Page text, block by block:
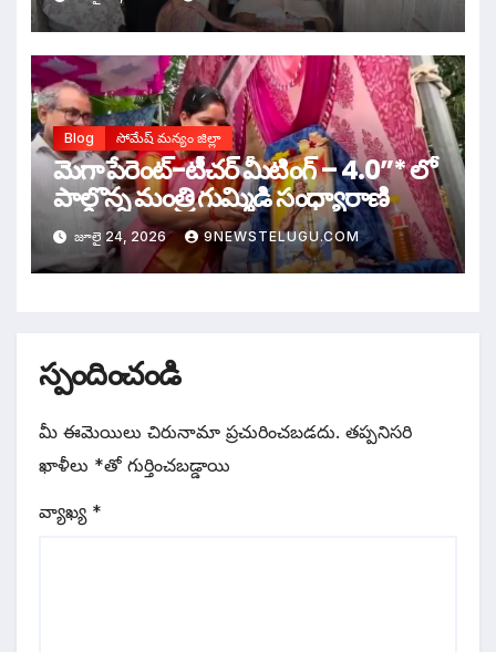
Blog సోమేష్ మన్యం జిల్లా
మెగా పేరెంట్-టీచర్ మీటింగ్ – 4.0”* లో
పాల్గొన్న మంత్రి గుమ్మిడి సంధ్యారాణి
జూలై 24, 2026 9NEWSTELUGU.COM
స్పందించండి
మీ ఈమెయిలు చిరునామా ప్రచురించబడదు. తప్పనిసరి
ఖాళీలు *‌తో గుర్తించబడ్డాయి
వ్యాఖ్య *